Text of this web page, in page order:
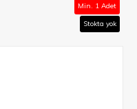
Min. 1 Adet
Stokta yok